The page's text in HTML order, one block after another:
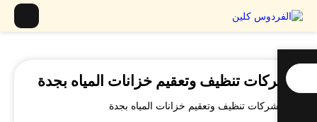
تنظيف وتعقيم خزانات المياه بجدة